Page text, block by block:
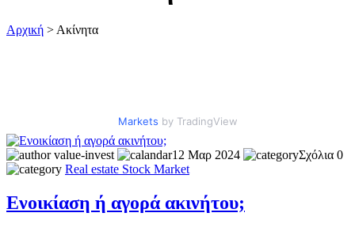
Αρχική > Ακίνητα
Markets by TradingView
value-invest 12 Μαρ 2024
Σχόλια 0
Real estate Stock Market
Ενοικίαση ή αγορά ακινήτου;